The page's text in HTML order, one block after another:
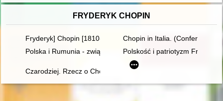
FRYDERYK CHOPIN
Fryderyk] Chopin [1810-1849]
Chopin in Italia. (Conferenze
Polska i Rumunia - związki historyczne i kulturowe -
Polskość i patriotyzm
Czarodziej. Rzecz o Chopinie [1810-1849]